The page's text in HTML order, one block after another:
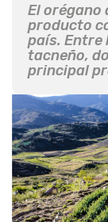
El orégano
producto
país. Entre
tacneño,
principal